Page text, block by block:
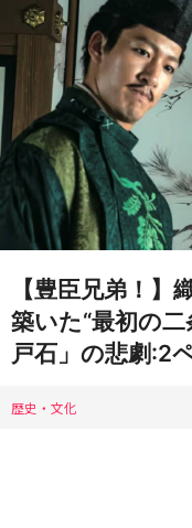
【豊臣兄弟！】
築いた“最初の
戸石」の悲劇:2
歴史・文化